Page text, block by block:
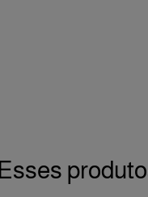
Esses